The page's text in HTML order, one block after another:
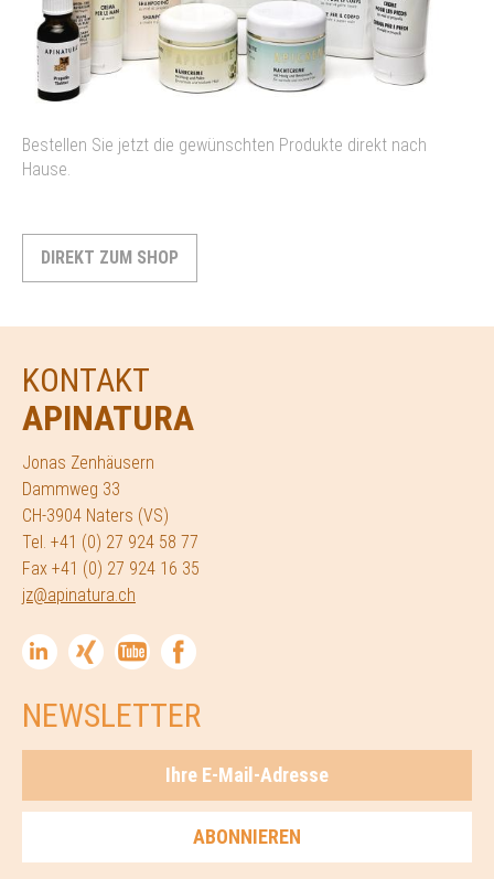
Bestellen Sie jetzt die gewünschten Produkte direkt nach
Hause.
DIREKT ZUM SHOP
KONTAKT
APINATURA
Jonas Zenhäusern
Dammweg 33
CH-3904 Naters (VS)
Tel. +41 (0) 27 924 58 77
Fax +41 (0) 27 924 16 35
jz@apinatura.ch
NEWSLETTER